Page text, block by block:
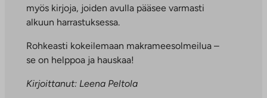
myös kirjoja, joiden avulla pääsee varmasti
alkuun harrastuksessa.
Rohkeasti kokeilemaan makrameesolmeilua –
se on helppoa ja hauskaa!
Kirjoittanut: Leena Peltola